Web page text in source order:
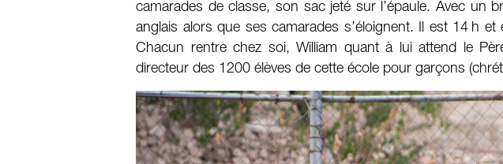
camarades de classe, son sac jeté sur l’épaule. Avec un
anglais alors que ses camarades s’éloignent. Il est 14 h et
Chacun rentre chez soi, William quant à lui attend le
directeur des 1200 élèves de cette école pour garçons